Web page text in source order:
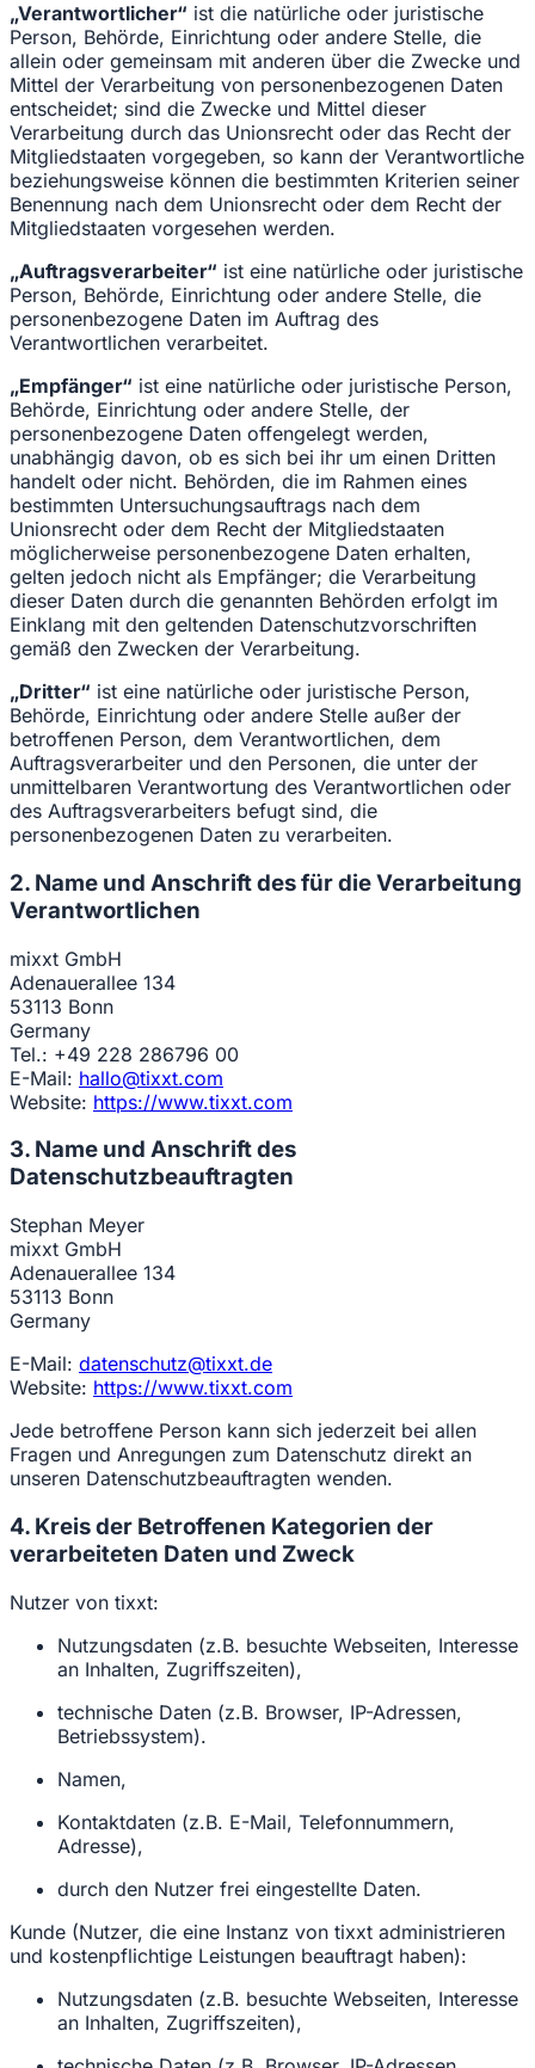
„Verantwortlicher“ ist die natürliche oder juristische
Person, Behörde, Einrichtung oder andere Stelle, die
allein oder gemeinsam mit anderen über die Zwecke und
Mittel der Verarbeitung von personenbezogenen Daten
entscheidet; sind die Zwecke und Mittel dieser
Verarbeitung durch das Unionsrecht oder das Recht der
Mitgliedstaaten vorgegeben, so kann der Verantwortliche
beziehungsweise können die bestimmten Kriterien seiner
Benennung nach dem Unionsrecht oder dem Recht der
Mitgliedstaaten vorgesehen werden.
„Auftragsverarbeiter“ ist eine natürliche oder juristische
Person, Behörde, Einrichtung oder andere Stelle, die
personenbezogene Daten im Auftrag des
Verantwortlichen verarbeitet.
„Empfänger“ ist eine natürliche oder juristische Person,
Behörde, Einrichtung oder andere Stelle, der
personenbezogene Daten offengelegt werden,
unabhängig davon, ob es sich bei ihr um einen Dritten
handelt oder nicht. Behörden, die im Rahmen eines
bestimmten Untersuchungsauftrags nach dem
Unionsrecht oder dem Recht der Mitgliedstaaten
möglicherweise personenbezogene Daten erhalten,
gelten jedoch nicht als Empfänger; die Verarbeitung
dieser Daten durch die genannten Behörden erfolgt im
Einklang mit den geltenden Datenschutzvorschriften
gemäß den Zwecken der Verarbeitung.
„Dritter“ ist eine natürliche oder juristische Person,
Behörde, Einrichtung oder andere Stelle außer der
betroffenen Person, dem Verantwortlichen, dem
Auftragsverarbeiter und den Personen, die unter der
unmittelbaren Verantwortung des Verantwortlichen oder
des Auftragsverarbeiters befugt sind, die
personenbezogenen Daten zu verarbeiten.
2. Name und Anschrift des für die Verarbeitung
Verantwortlichen
mixxt GmbH
Adenauerallee 134
53113 Bonn
Germany
Tel.: +49 228 286796 00
E-Mail: hallo@tixxt.com
Website: https://www.tixxt.com
3. Name und Anschrift des
Datenschutzbeauftragten
Stephan Meyer
mixxt GmbH
Adenauerallee 134
53113 Bonn
Germany
E-Mail: datenschutz@tixxt.de
Website: https://www.tixxt.com
Jede betroffene Person kann sich jederzeit bei allen
Fragen und Anregungen zum Datenschutz direkt an
unseren Datenschutzbeauftragten wenden.
4. Kreis der Betroffenen Kategorien der
verarbeiteten Daten und Zweck
Nutzer von tixxt:
Nutzungsdaten (z.B. besuchte Webseiten, Interesse
an Inhalten, Zugriffszeiten),
technische Daten (z.B. Browser, IP-Adressen,
Betriebssystem).
Namen,
Kontaktdaten (z.B. E-Mail, Telefonnummern,
Adresse),
durch den Nutzer frei eingestellte Daten.
Kunde (Nutzer, die eine Instanz von tixxt administrieren
und kostenpflichtige Leistungen beauftragt haben):
Nutzungsdaten (z.B. besuchte Webseiten, Interesse
an Inhalten, Zugriffszeiten),